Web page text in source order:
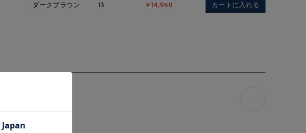
ダークブラウン 13 ￥14,960 カートに入れる